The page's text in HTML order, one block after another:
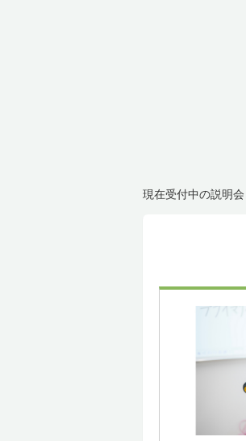
現在受付中の説明会